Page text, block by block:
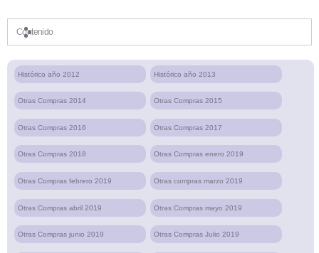
Contenido
Histórico año 2012 Histórico año 2013
Otras Compras 2014 Otras Compras 2015
Otras Compras 2016 Otras Compras 2017
Otras Compras 2018 Otras Compras enero 2019
Otras Compras febrero 2019 Otras compras marzo 2019
Otras Compras abril 2019 Otras Compras mayo 2019
Otras Compras junio 2019 Otras Compras Julio 2019